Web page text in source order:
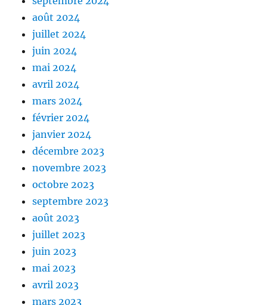
août 2024
juillet 2024
juin 2024
mai 2024
avril 2024
mars 2024
février 2024
janvier 2024
décembre 2023
novembre 2023
octobre 2023
septembre 2023
août 2023
juillet 2023
juin 2023
mai 2023
avril 2023
mars 2023